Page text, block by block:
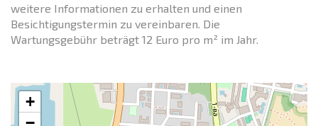
weitere Informationen zu erhalten und einen
Besichtigungstermin zu vereinbaren. Die
Wartungsgebühr beträgt 12 Euro pro m² im Jahr.
+